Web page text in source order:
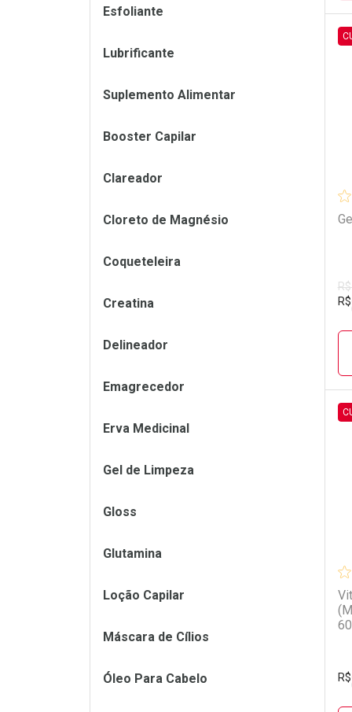
R$
R$
Esfoliante
Lubrificante
Suplemento Alimentar
Booster Capilar
Clareador
Cloreto de Magnésio
Coqueteleira
Creatina
Delineador
Emagrecedor
Erva Medicinal
Gel de Limpeza
Gloss
Glutamina
Loção Capilar
Máscara de Cílios
Óleo Para Cabelo